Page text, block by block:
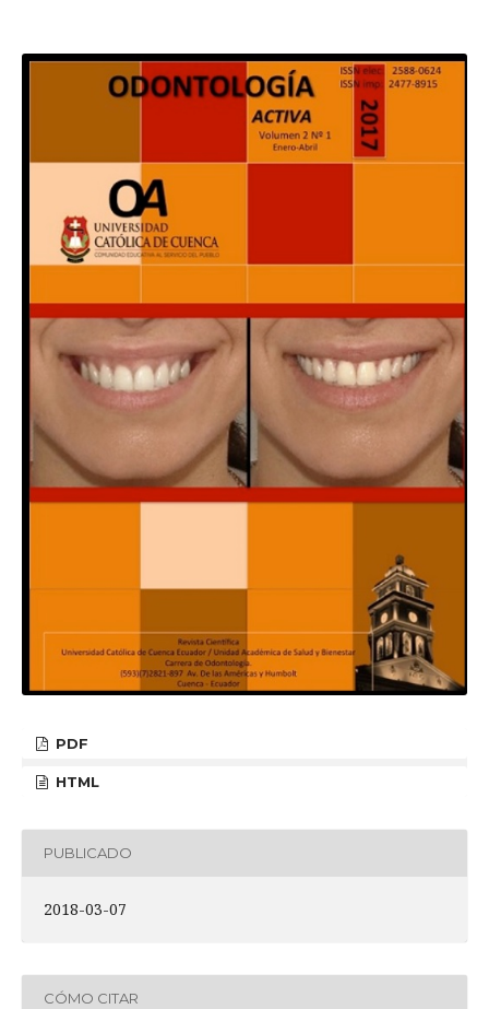
PDF
HTML
PUBLICADO
2018-03-07
CÓMO CITAR